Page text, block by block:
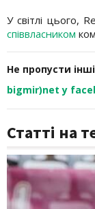
У світлі цього,
співвласником
Не пропусти
bigmir)net у
Статті на